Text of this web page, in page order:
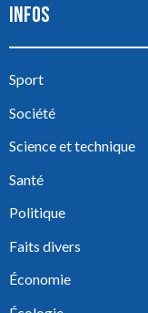
INFOS
Sport
Société
Science et technique
Santé
Politique
Faits divers
Économie